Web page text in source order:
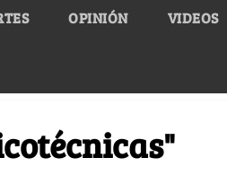
OPINIÓN VIDEOS